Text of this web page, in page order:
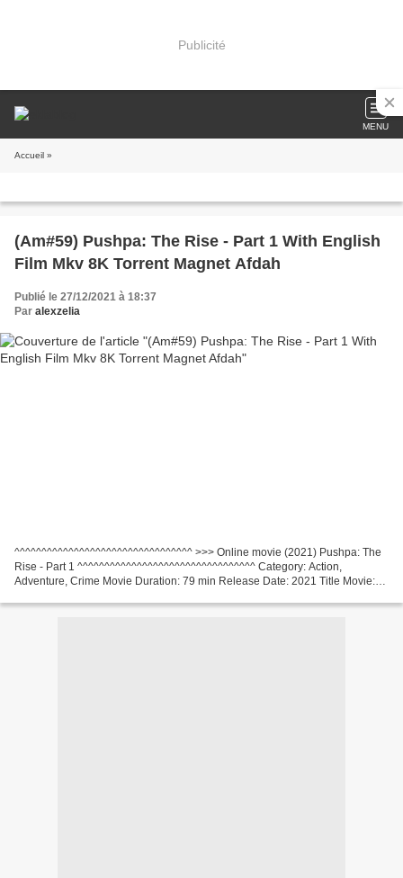
Publicité
MENU
Accueil »
(Am#59) Pushpa: The Rise - Part 1 With English
Film Mkv 8K Torrent Magnet Afdah
Publié le 27/12/2021 à 18:37
Par alexzelia
^^^^^^^^^^^^^^^^^^^^^^^^^^^^^^^^^ >>> Online movie (2021) Pushpa: The
Rise - Part 1 ^^^^^^^^^^^^^^^^^^^^^^^^^^^^^^^^^ Category: Action,
Adventure, Crime Movie Duration: 79 min Release Date: 2021 Title Movie: